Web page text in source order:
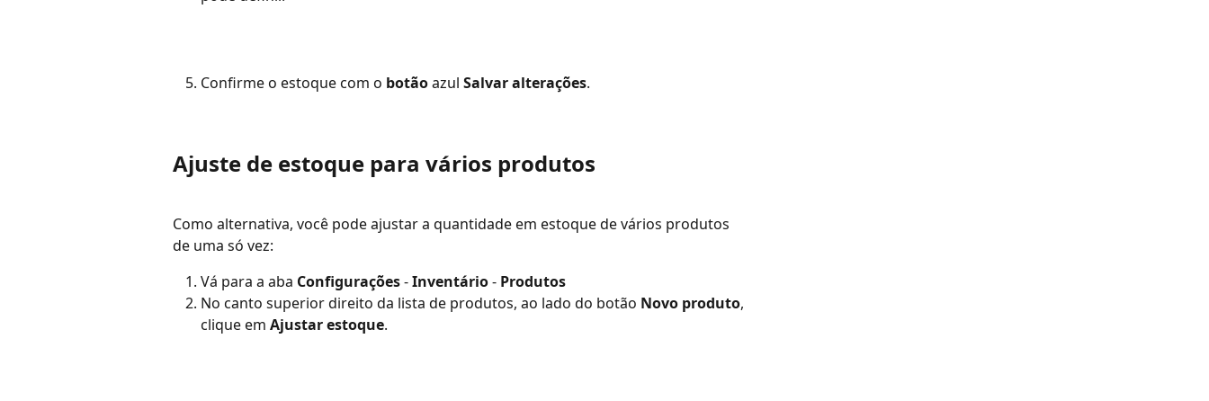
Confirme o estoque com o botão azul Salvar alterações.
Ajuste de estoque para vários produtos
Como alternativa, você pode ajustar a quantidade em estoque de vários produtos
de uma só vez:
Vá para a aba Configurações - Inventário - Produtos
No canto superior direito da lista de produtos, ao lado do botão Novo produto,
clique em Ajustar estoque.